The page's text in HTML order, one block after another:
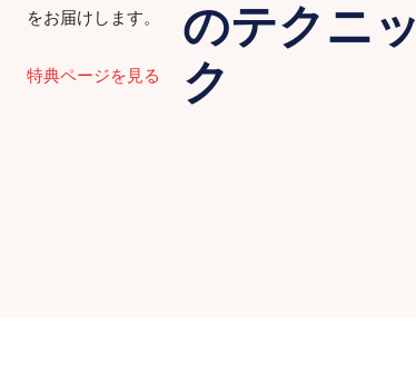
をお届けします。
特典ページを見る
のテクニッ
ク